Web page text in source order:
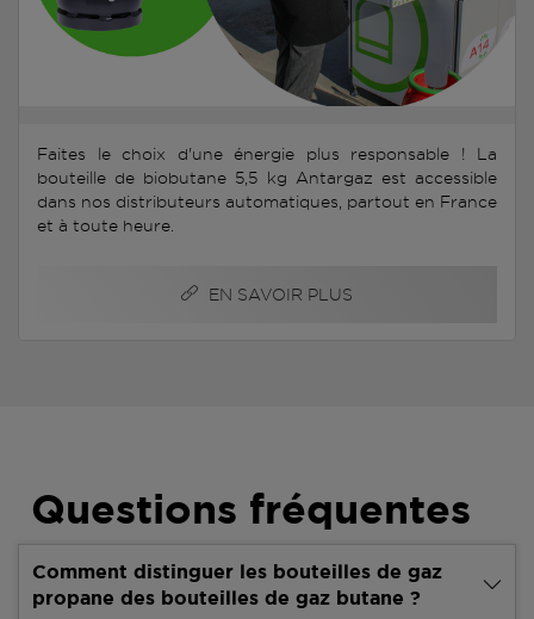
Faites le choix d'une énergie plus responsable ! La
bouteille de biobutane 5,5 kg Antargaz est accessible
dans nos distributeurs automatiques, partout en France
et à toute heure.
EN SAVOIR PLUS
Questions fréquentes
Comment distinguer les bouteilles de gaz
propane des bouteilles de gaz butane ?